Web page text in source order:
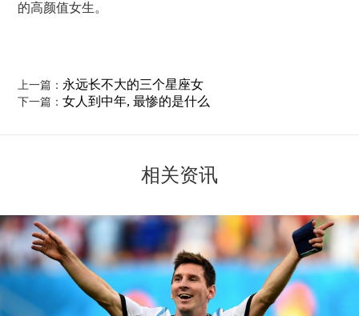
的高颜值女生。
上一篇： 永远长不大的三个星座女
下一篇：女人到中年, 最惨的是什么
相关资讯